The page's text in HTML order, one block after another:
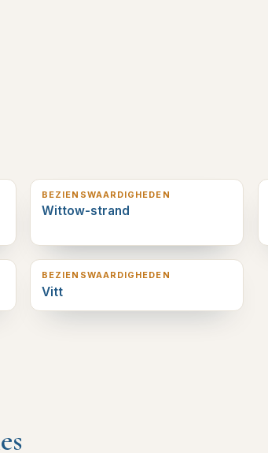
BEZIENSWAARDIGHEDEN
Wittow-strand
9 km verderop
BEZIENSWAARDIGHEDEN
Vitt